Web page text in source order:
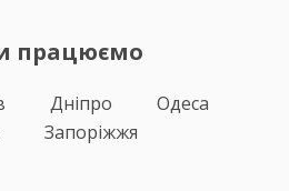
працюємо
Дніпро
Одеса
Запоріжжя